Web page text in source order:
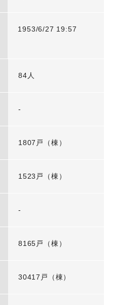
1953/6/27 19:57
84人
-
1807戸（棟）
1523戸（棟）
-
8165戸（棟）
30417戸（棟）